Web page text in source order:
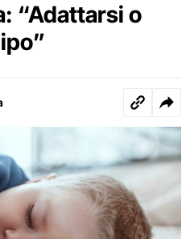
“Adattarsi o